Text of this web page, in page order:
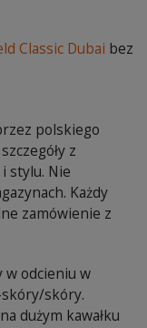
Classic Dubai bez
polskiego
z
stylu. Nie
Każdy
zamówienie z
w odcieniu w
skóry.
dużym kawałku